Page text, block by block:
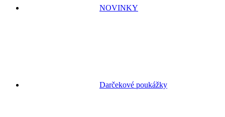
NOVINKY
Darčekové poukážky